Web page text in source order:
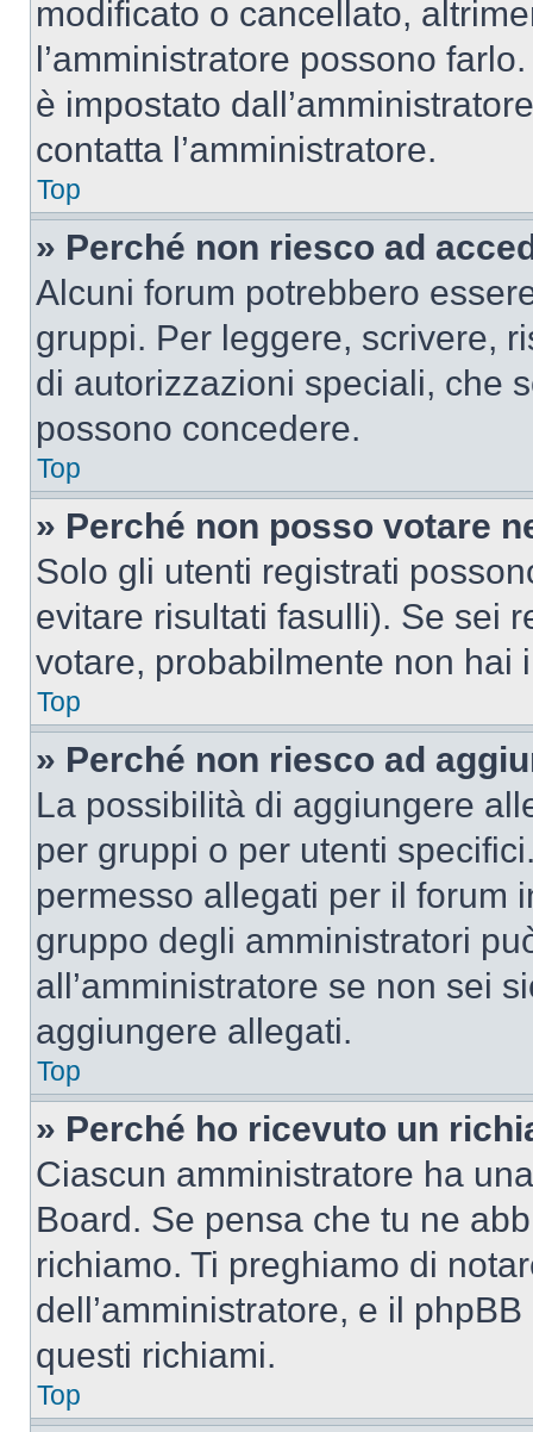
modificato o cancellato,
l’amministratore possono
è impostato
contatta l’amministratore.
Top
» Perché non riesco ad
Alcuni forum potrebbero
gruppi. Per leggere, scrivere,
di autorizzazioni speciali, che
possono concedere.
Top
» Perché non posso votare
Solo gli utenti registrati
evitare risultati fasulli). Se sei
votare, probabilmente non hai
Top
» Perché non riesco ad
La possibilità di aggiungere
per gruppi o per utenti
permesso allegati per il forum
gruppo degli amministratori
all’amministratore se non sei
aggiungere allegati.
Top
» Perché ho ricevuto un
Ciascun amministratore ha
Board. Se pensa che tu ne
richiamo. Ti preghiamo di
dell’amministratore, e il
questi richiami.
Top